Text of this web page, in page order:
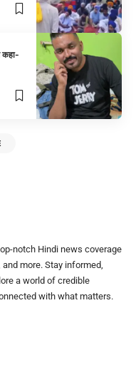
कहा-
notch Hindi news coverage
more. Stay informed,
a world of credible
with what matters.